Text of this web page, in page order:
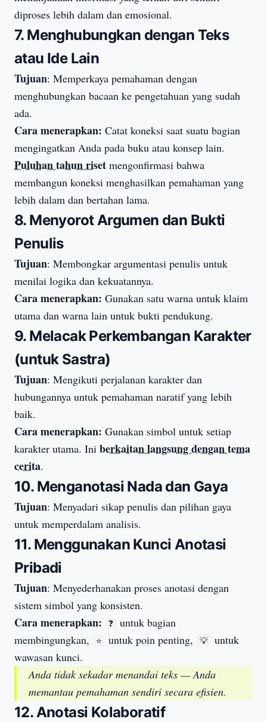
diproses lebih dalam dan emosional.
7. Menghubungkan dengan Teks
atau Ide Lain
Tujuan: Memperkaya pemahaman dengan
menghubungkan bacaan ke pengetahuan yang sudah
ada.
Cara menerapkan: Catat koneksi saat suatu bagian
mengingatkan Anda pada buku atau konsep lain.
Puluhan tahun riset mengonfirmasi bahwa
membangun koneksi menghasilkan pemahaman yang
lebih dalam dan bertahan lama.
8. Menyorot Argumen dan Bukti
Penulis
Tujuan: Membongkar argumentasi penulis untuk
menilai logika dan kekuatannya.
Cara menerapkan: Gunakan satu warna untuk klaim
utama dan warna lain untuk bukti pendukung.
9. Melacak Perkembangan Karakter
(untuk Sastra)
Tujuan: Mengikuti perjalanan karakter dan
hubungannya untuk pemahaman naratif yang lebih
baik.
Cara menerapkan: Gunakan simbol untuk setiap
karakter utama. Ini berkaitan langsung dengan tema
cerita.
10. Menganotasi Nada dan Gaya
Tujuan: Menyadari sikap penulis dan pilihan gaya
untuk memperdalam analisis.
11. Menggunakan Kunci Anotasi
Pribadi
Tujuan: Menyederhanakan proses anotasi dengan
sistem simbol yang konsisten.
Cara menerapkan: ❓
untuk bagian
membingungkan,
⭐ untuk poin penting, 💡
untuk
wawasan kunci.
Anda tidak sekadar menandai teks — Anda
memantau pemahaman sendiri secara efisien.
12. Anotasi Kolaboratif